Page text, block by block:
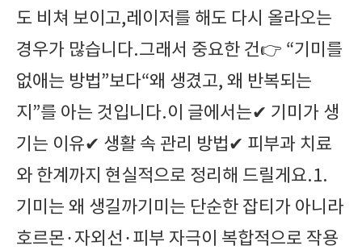
도 비쳐 보이고,레이저를 해도 다시 올라오는
경우가 많습니다.그래서 중요한 건👉 “기미를
없애는 방법”보다“왜 생겼고, 왜 반복되는
지”를 아는 것입니다.이 글에서는✔ 기미가 생
기는 이유✔ 생활 속 관리 방법✔ 피부과 치료
와 한계까지 현실적으로 정리해 드릴게요.1.
기미는 왜 생길까기미는 단순한 잡티가 아니라
호르몬·자외선·피부 자극이 복합적으로 작용